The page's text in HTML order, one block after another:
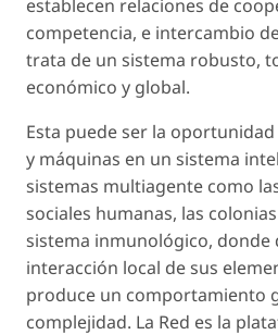
establecen relaciones de
competencia, e intercambio
trata de un sistema robusto,
económico y global.
Esta puede ser la
y máquinas en un sistema
sistemas multiagente como
sociales humanas, las
sistema inmunológico, donde
interacción local de sus
produce un comportamiento
complejidad. La Red es la